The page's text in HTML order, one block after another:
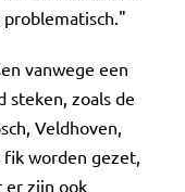
vanwege een
steken, zoals de
Veldhoven,
fik worden gezet,
er zijn ook